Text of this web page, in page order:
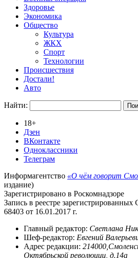
Здоровье
Экономика
Общество
Культура
ЖКХ
Спорт
Технологии
Происшествия
Достали!
Авто
Найти:
18+
Дзен
ВКонтакте
Одноклассники
Телеграм
Информагентство «О чём говорит
издание)
Зарегистрировано в Роскомнадзоре
Запись в реестре
68403 от 16.01.2017 г.
Главный редактор: Светлана
Шеф-редактор: Евгений
Адрес редакции:
Октябрьской революции, д.14а